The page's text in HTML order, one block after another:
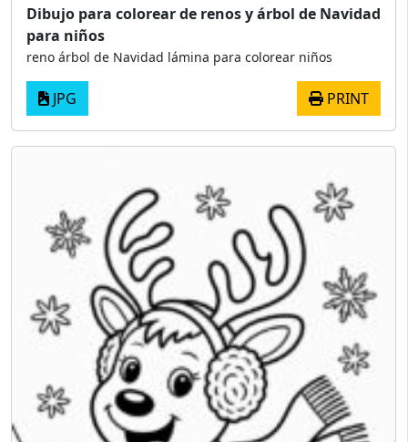
Dibujo para colorear de renos y árbol de Navidad
para niños
reno árbol de Navidad lámina para colorear niños
JPG PRINT